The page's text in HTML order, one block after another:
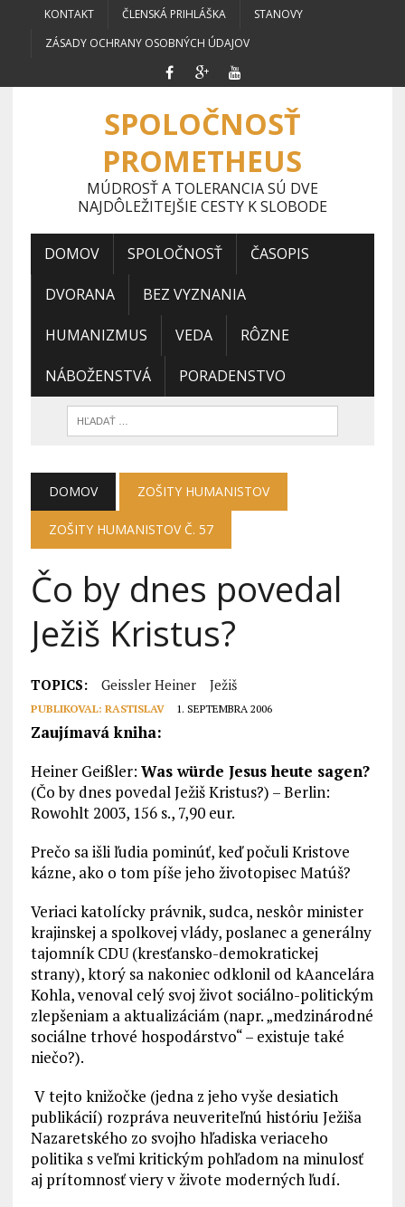
KONTAKT ČLENSKÁ PRIHLÁŠKA
STANOVY
ZÁSADY OCHRANY OSOBNÝCH ÚDAJOV
SPOLOČNOSŤ
PROMETHEUS
MÚDROSŤ A TOLERANCIA SÚ DVE
NAJDÔLEŽITEJŠIE CESTY K SLOBODE
DOMOV SPOLOČNOSŤ ČASOPIS
DVORANA BEZ VYZNANIA
HUMANIZMUS VEDA RÔZNE
NÁBOŽENSTVÁ PORADENSTVO
DOMOV ZOŠITY HUMANISTOV
ZOŠITY HUMANISTOV Č. 57
Čo by dnes povedal
Ježiš Kristus?
TOPICS: Geissler Heiner Ježiš
PUBLIKOVAL: RASTISLAV 1. SEPTEMBRA 2006
Zaujímavá kniha:
Heiner Geißler: Was würde Jesus heute sagen?
(Čo by dnes povedal Ježiš Kristus?) – Berlin:
Rowohlt 2003, 156 s., 7,90 eur.
Prečo sa išli ľudia pominúť, keď počuli Kristove
kázne, ako o tom píše jeho životopisec Matúš?
Veriaci katolícky právnik, sudca, neskôr minister
krajinskej a spolkovej vlády, poslanec a generálny
tajomník CDU (kresťansko-demokratickej
strany), ktorý sa nakoniec odklonil od kAancelára
Kohla, venoval celý svoj život sociálno-politickým
zlepšeniam a aktualizáciám (napr. „medzinárodné
sociálne trhové hospodárstvo“ – existuje také
niečo?).
V tejto knižočke (jedna z jeho vyše desiatich
publikácií) rozpráva neuveriteľnú históriu Ježiša
Nazaretského zo svojho hľadiska veriaceho
politika s veľmi kritickým pohľadom na minulosť
aj prítomnosť viery v živote moderných ľudí.